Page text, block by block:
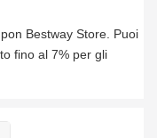
Bestway Store. Puoi
fino al 7% per gli